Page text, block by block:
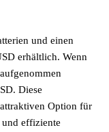
und einen
erhältlich. Wenn
Diese
Option für
effiziente